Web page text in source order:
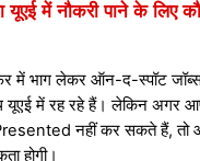
यूएई में नौकरी पाने के लिए
में भाग लेकर ऑन-द-स्पॉट जॉब्स
में रह रहे हैं। लेकिन अगर आप
नहीं कर सकते हैं, तो
होगी।